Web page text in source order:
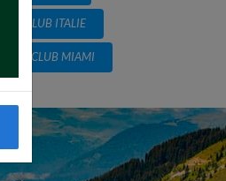
CLUB ITALIE
CLUB MIAMI